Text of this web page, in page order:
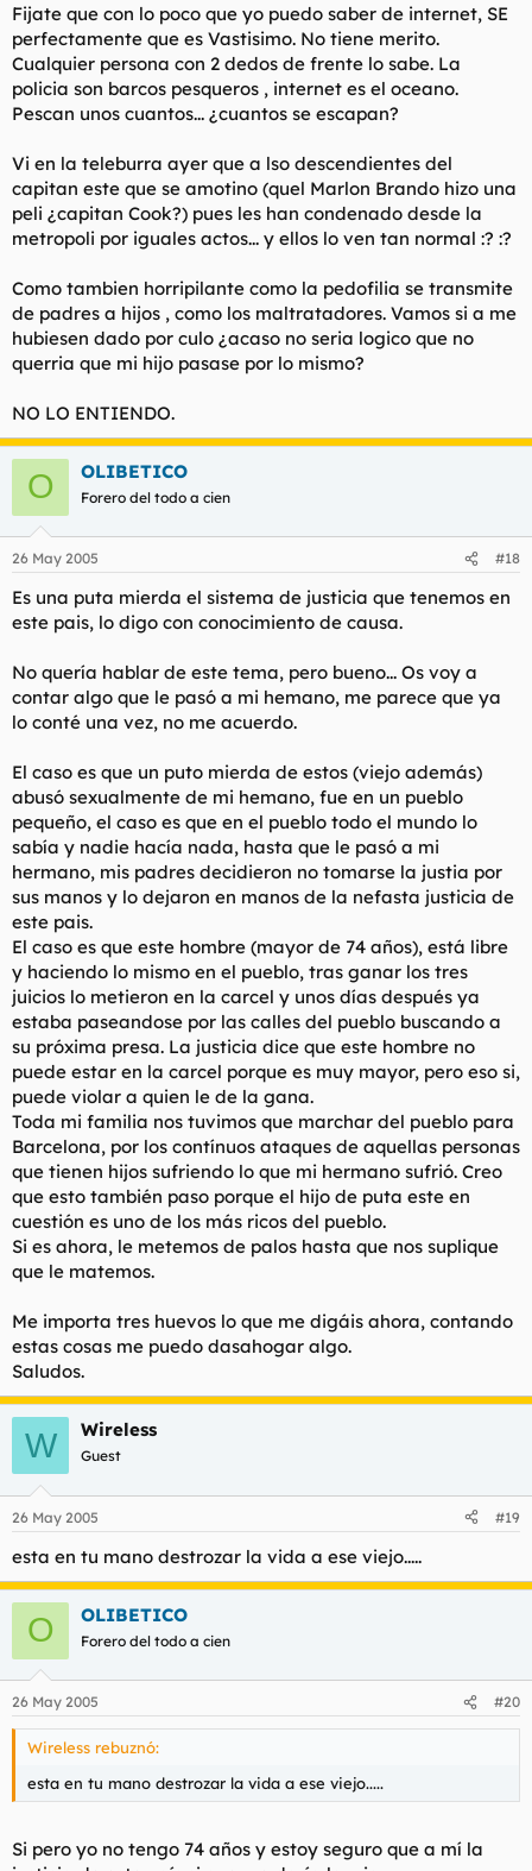
gustaría.
De todas formas no vamos a acabar con los pedófilos, es una
parafilia mucho más extendida de lo que pensamos y más
sencilla de encontrar en medios como internet de lo que
parece.
Provad a hacer una búsqueda en la mula y os sorprendereis.
Hace unos años, buscando en internet información sobre
asociaciones satánicas, un link te lleva a otro y otro a otro,
hasta encontrarme metido en una peich de contenido pedófilo,
ponerla en manos de "Stop pedofilia".
Es algo que va en auge y solo si ponemos todos nuestro grano
de arena podemos ir quitando esta puta lacra de internet.
Nosotros navegamos más y a veces mejor que la propia policia
Sí, internet es libertad, pero como todo, tu libertad acaba
donde empieza la mía o la de seres que no pueden defenderse
por ellos mismos.
Pero vamos que la ironía y reirse de los problemas y
mierda pueda ser más llevadero.
Fijate que con lo poco que yo puedo saber de internet, SE
perfectamente que es Vastisimo. No tiene merito.
Cualquier persona con 2 dedos de frente lo sabe. La
policia son barcos pesqueros , internet es el oceano.
Pescan unos cuantos... ¿cuantos se escapan?
Vi en la teleburra ayer que a lso descendientes del
capitan este que se amotino (quel Marlon Brando hizo una
peli ¿capitan Cook?) pues les han condenado desde la
metropoli por iguales actos... y ellos lo ven tan normal :? :?
Como tambien horripilante como la pedofilia se transmite
de padres a hijos , como los maltratadores. Vamos si a me
hubiesen dado por culo ¿acaso no seria logico que no
querria que mi hijo pasase por lo mismo?
NO LO ENTIENDO.
O OLIBETICO
Forero del todo a cien
26 May 2005 #18
Es una puta mierda el sistema de justicia que tenemos en
este pais, lo digo con conocimiento de causa.
No quería hablar de este tema, pero bueno... Os voy a
contar algo que le pasó a mi hemano, me parece que ya
lo conté una vez, no me acuerdo.
El caso es que un puto mierda de estos (viejo además)
abusó sexualmente de mi hemano, fue en un pueblo
pequeño, el caso es que en el pueblo todo el mundo lo
sabía y nadie hacía nada, hasta que le pasó a mi
hermano, mis padres decidieron no tomarse la justia por
sus manos y lo dejaron en manos de la nefasta justicia de
este pais.
El caso es que este hombre (mayor de 74 años), está libre
y haciendo lo mismo en el pueblo, tras ganar los tres
juicios lo metieron en la carcel y unos días después ya
estaba paseandose por las calles del pueblo buscando a
su próxima presa. La justicia dice que este hombre no
puede estar en la carcel porque es muy mayor, pero eso si,
puede violar a quien le de la gana.
Toda mi familia nos tuvimos que marchar del pueblo para
Barcelona, por los contínuos ataques de aquellas personas
que tienen hijos sufriendo lo que mi hermano sufrió. Creo
que esto también paso porque el hijo de puta este en
cuestión es uno de los más ricos del pueblo.
Si es ahora, le metemos de palos hasta que nos suplique
que le matemos.
Me importa tres huevos lo que me digáis ahora, contando
estas cosas me puedo dasahogar algo.
Saludos.
W Wireless
Guest
26 May 2005 #19
esta en tu mano destrozar la vida a ese viejo.....
O OLIBETICO
Forero del todo a cien
26 May 2005 #20
Wireless rebuznó:
esta en tu mano destrozar la vida a ese viejo.....
Si pero yo no tengo 74 años y estoy seguro que a mí la